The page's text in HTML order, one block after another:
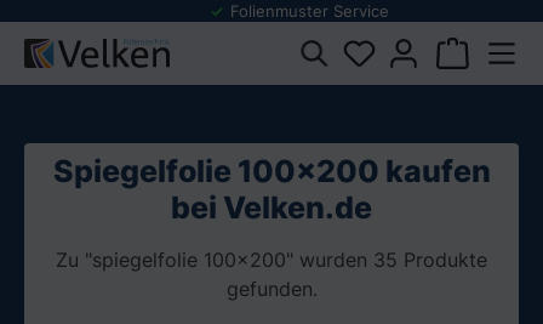
springen
Folienmuster Service
Spiegelfolie 100x200 kaufen
bei Velken.de
Zu "spiegelfolie 100x200" wurden 35 Produkte
gefunden.